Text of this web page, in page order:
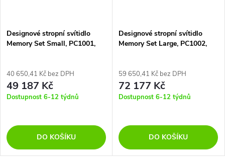
Designové stropní svítidlo
Memory Set Small, PC1001,
40 650,41 Kč bez DPH
49 187 Kč
Dostupnost 6-12 týdnů
DO KOŠÍKU
Designové stropní svítidlo
Memory Set Large, PC1002,
59 650,41 Kč bez DPH
72 177 Kč
Dostupnost 6-12 týdnů
DO KOŠÍKU